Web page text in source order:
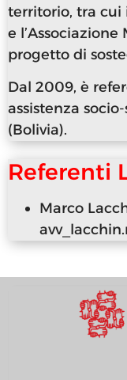
territorio, tra cui
e
progetto di
Dal 2009, è
assistenza
(Bolivia).
Referenti
Marco